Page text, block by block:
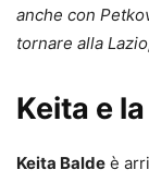
anche con
tornare alla
Keita e
Keita Balde è